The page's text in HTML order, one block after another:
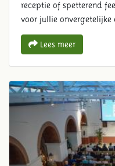
receptie of spetterend
voor jullie onvergetelijke
Lees meer